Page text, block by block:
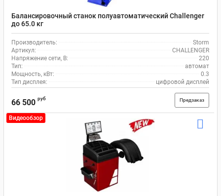
Балансировочный станок полуавтоматический Challenger
до 65.0 кг
Производитель:
Storm
Артикул:
CHALLENGER
Напряжение сети, В:
220
Тип:
автомат
Мощность, кВт:
0.3
Тип дисплея:
цифровой дисплей
66 500 руб Предзаказ
Видеообзор